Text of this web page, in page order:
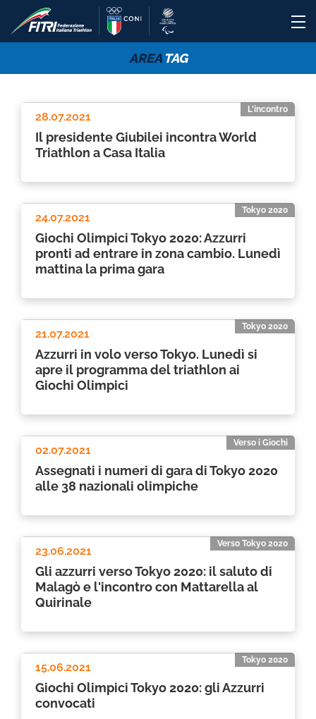
AREATAG
L'incontro
28.07.2021
Il presidente Giubilei incontra World
Triathlon a Casa Italia
Tokyo 2020
24.07.2021
Giochi Olimpici Tokyo 2020: Azzurri
pronti ad entrare in zona cambio. Lunedì
mattina la prima gara
Tokyo 2020
21.07.2021
Azzurri in volo verso Tokyo. Lunedì si
apre il programma del triathlon ai
Giochi Olimpici
Verso i Giochi
02.07.2021
Assegnati i numeri di gara di Tokyo 2020
alle 38 nazionali olimpiche
Verso Tokyo 2020
23.06.2021
Gli azzurri verso Tokyo 2020: il saluto di
Malagò e l'incontro con Mattarella al
Quirinale
Tokyo 2020
15.06.2021
Giochi Olimpici Tokyo 2020: gli Azzurri
convocati